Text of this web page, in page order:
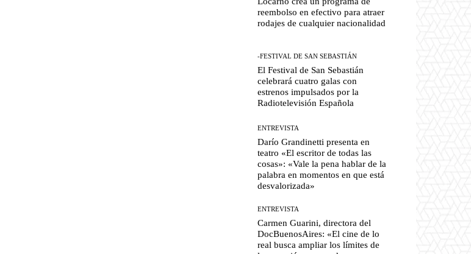
reembolso en efectivo para atraer
rodajes de cualquier nacionalidad
-FESTIVAL DE SAN SEBASTIÁN
El Festival de San Sebastián
celebrará cuatro galas con
estrenos impulsados por la
Radiotelevisión Española
ENTREVISTA
Darío Grandinetti presenta en
teatro «El escritor de todas las
cosas»: «Vale la pena hablar de la
palabra en momentos en que está
desvalorizada»
ENTREVISTA
Carmen Guarini, directora del
DocBuenosAires: «El cine de lo
real busca ampliar los límites de